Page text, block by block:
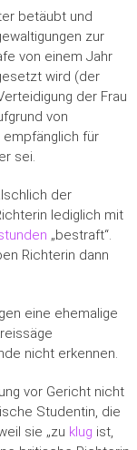
betäubt und
zur
von einem Jahr
wird (der
der Frau
von
für
sei.
der
lediglich mit
„bestraft“.
Richterin dann
eine ehemalige
nicht erkennen.
vor Gericht nicht
Studentin, die
sie „zu klug ist,